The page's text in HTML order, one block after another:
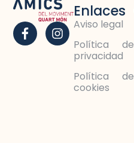
Enlaces
Aviso legal
Política de
privacidad
Política de
cookies